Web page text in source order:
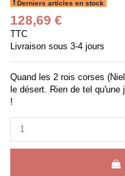
Derniers articles en stock
128,69 €
TTC
Livraison sous 3-4 jours
Quand les 2 rois corses
le désert. Rien de tel
!